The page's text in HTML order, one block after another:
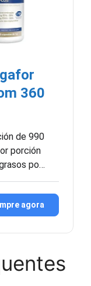
360
de 990
porción
po…
agora